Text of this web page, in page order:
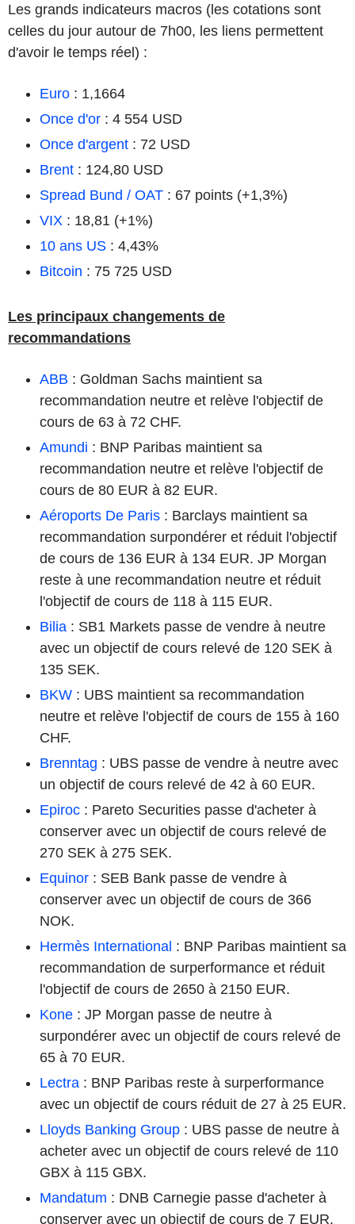
Les grands indicateurs macros (les cotations sont
celles du jour autour de 7h00, les liens permettent
d'avoir le temps réel) :
Euro : 1,1664
Once d'or : 4 554 USD
Once d'argent : 72 USD
Brent : 124,80 USD
Spread Bund / OAT : 67 points (+1,3%)
VIX : 18,81 (+1%)
10 ans US : 4,43%
Bitcoin : 75 725 USD
Les principaux changements de
recommandations
ABB : Goldman Sachs maintient sa
recommandation neutre et relève l'objectif de
cours de 63 à 72 CHF.
Amundi : BNP Paribas maintient sa
recommandation neutre et relève l'objectif de
cours de 80 EUR à 82 EUR.
Aéroports De Paris : Barclays maintient sa
recommandation surpondérer et réduit l'objectif
de cours de 136 EUR à 134 EUR. JP Morgan
reste à une recommandation neutre et réduit
l'objectif de cours de 118 à 115 EUR.
Bilia : SB1 Markets passe de vendre à neutre
avec un objectif de cours relevé de 120 SEK à
135 SEK.
BKW : UBS maintient sa recommandation
neutre et relève l'objectif de cours de 155 à 160
CHF.
Brenntag : UBS passe de vendre à neutre avec
un objectif de cours relevé de 42 à 60 EUR.
Epiroc : Pareto Securities passe d'acheter à
conserver avec un objectif de cours relevé de
270 SEK à 275 SEK.
Equinor : SEB Bank passe de vendre à
conserver avec un objectif de cours de 366
NOK.
Hermès International : BNP Paribas maintient sa
recommandation de surperformance et réduit
l'objectif de cours de 2650 à 2150 EUR.
Kone : JP Morgan passe de neutre à
surpondérer avec un objectif de cours relevé de
65 à 70 EUR.
Lectra : BNP Paribas reste à surperformance
avec un objectif de cours réduit de 27 à 25 EUR.
Lloyds Banking Group : UBS passe de neutre à
acheter avec un objectif de cours relevé de 110
GBX à 115 GBX.
Mandatum : DNB Carnegie passe d'acheter à
conserver avec un objectif de cours de 7 EUR.